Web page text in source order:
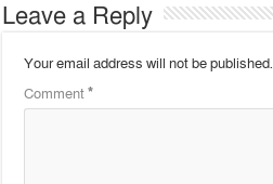
Leave a Reply
Your email address will not be published.
Comment*